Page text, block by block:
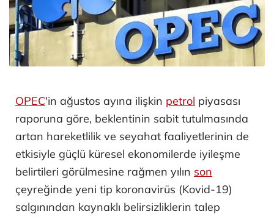
OPEC'in ağustos ayına ilişkin petrol piyasası
raporuna göre, beklentinin sabit tutulmasında
artan hareketlilik ve seyahat faaliyetlerinin de
etkisiyle güçlü küresel ekonomilerde iyileşme
belirtileri görülmesine rağmen yılın son
çeyreğinde yeni tip koronavirüs (Kovid-19)
salgınından kaynaklı belirsizliklerin talep